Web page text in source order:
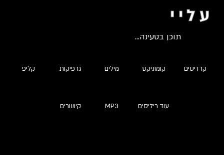
עליי
תוכן בטעינה...
קליפ גרפיקות מילים קומוניקט קרדיטים
קישורים MP3 עוד ריליסים